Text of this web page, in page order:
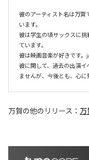
彼のアーティスト名は万賀
います。
彼は学生の頃サックスに挑
ています。
彼は映画音楽が好きです。
彼に関して、過去の出演イ
ませんが、今後とも、心に
万賀の他のリリース： 万